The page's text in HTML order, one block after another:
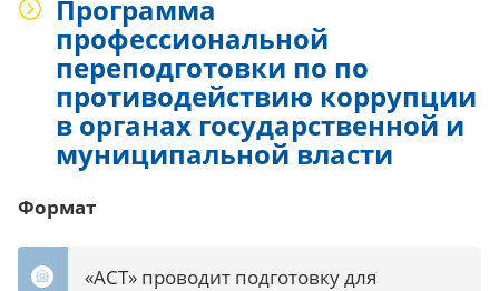
Программа
профессиональной
переподготовки по по
противодействию коррупции
в органах государственной и
муниципальной власти
Формат
«АСТ» проводит подготовку для